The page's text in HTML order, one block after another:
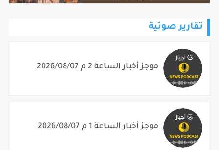
تقارير صوتية
موجز أخبار الساعة 2 م 2026/08/07
موجز أخبار الساعة 1 م 2026/08/07